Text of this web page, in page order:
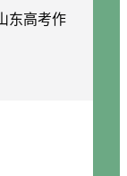
东高考作